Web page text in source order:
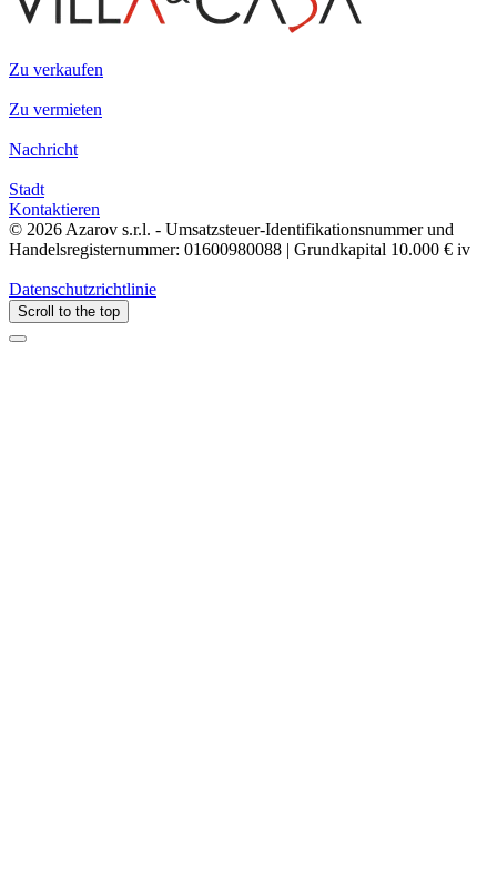
Zu verkaufen
Zu vermieten
Nachricht
Stadt
Kontaktieren
© 2026 Azarov s.r.l. - Umsatzsteuer-Identifikationsnummer und
Handelsregisternummer: 01600980088 | Grundkapital 10.000 € iv
Datenschutzrichtlinie
Scroll to the top